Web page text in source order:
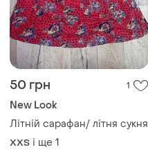
50 грн 1
New Look
Літній сарафан/ літня сукня
XХS і ще 1